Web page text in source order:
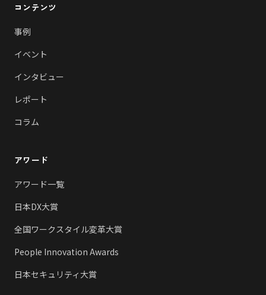
コンテンツ
事例
イベント
インタビュー
レポート
コラム
アワード
アワード一覧
日本DX大賞
全国ワークスタイル変革大賞
People Innovation Awards
日本セキュリティ大賞